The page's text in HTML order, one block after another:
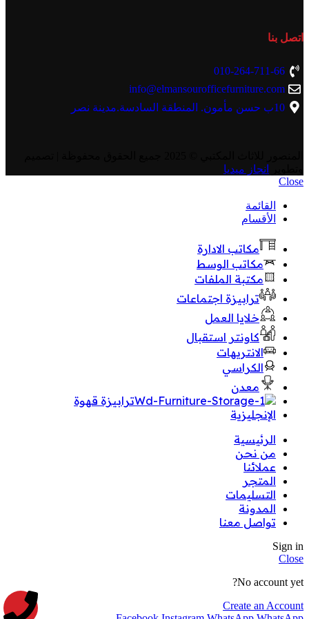
اتصل بنا
010-264-711-66
info@elmansourofficefurniture.com
10ب حسن مأمون. المنطقة السادسة.مدينة نصر
انجاز ميديا
Close
القائمة
الأقسام
مكاتب الادارة
مكاتب الوسط
مكتبة الملفات
ترابيزة اجتماعات
خلايا العمل
كاونتر استقبال
الانتريهات
الكراسي
معدن
ترابيزة قهوة
الإنجليزية
الرئيسية
من نحن
عملائنا
المتجر
التسليمات
المدونة
تواصل معنا
Sign in
Close
No account yet?
Create an Account